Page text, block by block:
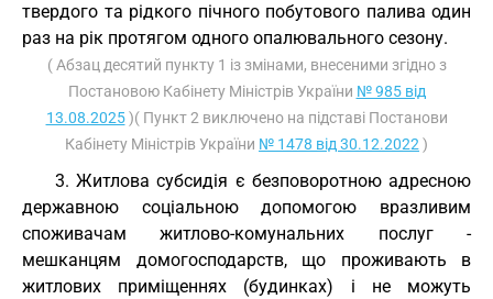
твердого та рідкого пічного побутового палива один
раз на рік протягом одного опалювального сезону.
( Абзац десятий пункту 1 із змінами, внесеними згідно з
Постановою Кабінету Міністрів України № 985 від
13.08.2025)( Пункт 2 виключено на підставі Постанови
Кабінету Міністрів України № 1478 від 30.12.2022 )
3. Житлова субсидія є безповоротною адресною
державною соціальною допомогою вразливим
споживачам житлово-комунальних послуг -
мешканцям домогосподарств, що проживають в
житлових приміщеннях (будинках) і не можуть